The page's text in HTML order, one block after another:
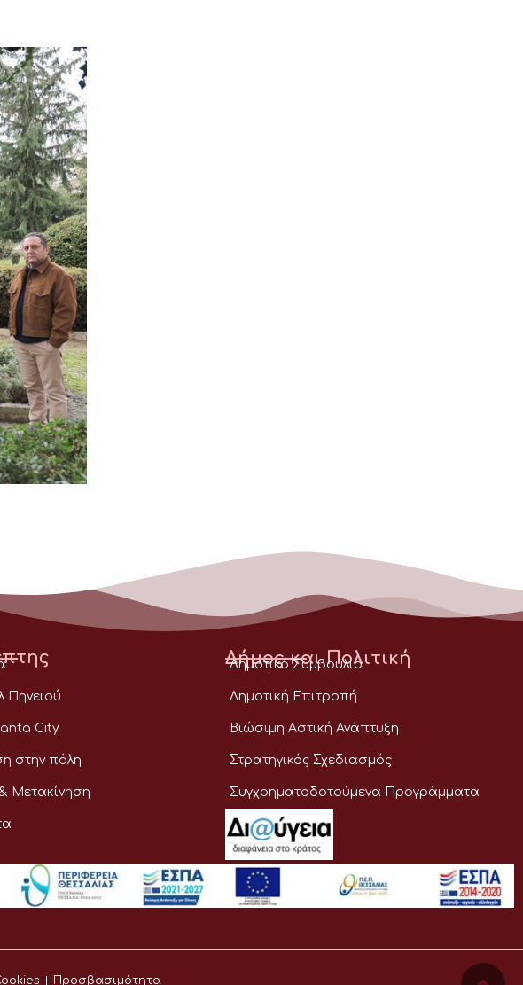
Πηνειού
City
στην πόλη
Μετακίνηση
Δήμος και Πολιτική
Δημοτικό Συμβούλιο
Δημοτική Επιτροπή
Βιώσιμη Αστική Ανάπτυξη
Στρατηγικός Σχεδιασμός
Συγχρηματοδοτούμενα Προγράμματα
Προσβασιμότητα